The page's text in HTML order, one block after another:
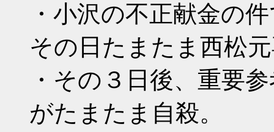
・小沢の不正献金の
その日たまたま西松
・その３日後、重要
がたまたま自殺。